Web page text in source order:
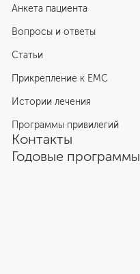
Анкета пациента
Вопросы и ответы
Статьи
Прикрепление к EMC
Истории лечения
Программы привилегий
Контакты
Годовые программы